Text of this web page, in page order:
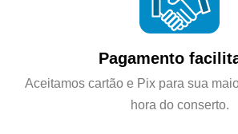
Pagamento
Aceitamos cartão e Pix para sua
hora do conserto.